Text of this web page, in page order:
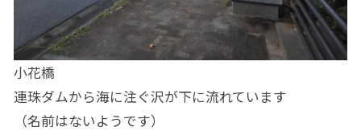
小花橋
連珠ダムから海に注ぐ沢が下に流れています
（名前はないようです）